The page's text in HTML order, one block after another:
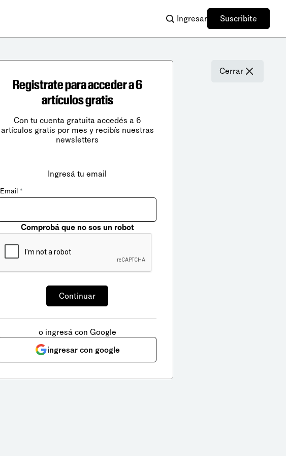
Ingresar Suscribite
Cerrar
Registrate para acceder a 6
artículos gratis
Con tu cuenta gratuita accedés a 6
artículos gratis por mes y recibís nuestras
newsletters
Ingresá tu email
Email *
Comprobá que no sos un robot
o ingresá con Google
ingresar con google